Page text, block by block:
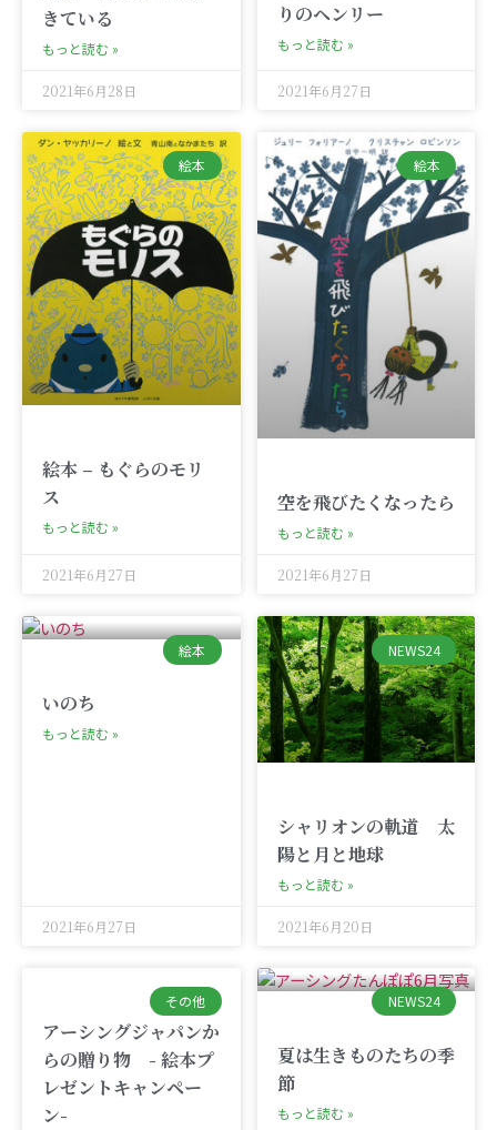
きている
もっと読む »
2021年6月28日
りのヘンリー
もっと読む »
2021年6月27日
絵本
絵本 – もぐらのモリ
ス
もっと読む »
2021年6月27日
絵本
空を飛びたくなったら
もっと読む »
2021年6月27日
絵本
いのち
もっと読む »
2021年6月27日
NEWS24
シャリオンの軌道 太
陽と月と地球
もっと読む »
2021年6月20日
その他
アーシングジャパンか
らの贈り物 - 絵本プ
レゼントキャンペー
ン-
NEWS24
夏は生きものたちの季
節
もっと読む »